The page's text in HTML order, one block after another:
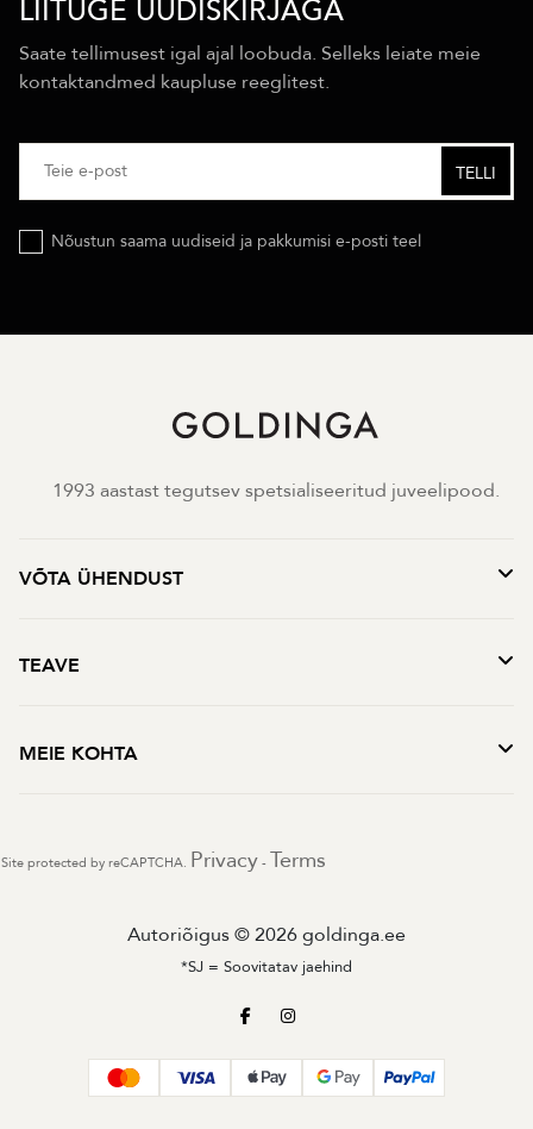
LIITUGE UUDISKIRJAGA
Saate tellimusest igal ajal loobuda. Selleks leiate meie
kontaktandmed kaupluse reeglitest.
Nõustun saama uudiseid ja pakkumisi e-posti teel
1993 aastast tegutsev spetsialiseeritud juveelipood.
VÕTA ÜHENDUST
TEAVE
MEIE KOHTA
Site protected by reCAPTCHA. Privacy - Terms
Autoriõigus © 2026 goldinga.ee
*SJ = Soovitatav jaehind